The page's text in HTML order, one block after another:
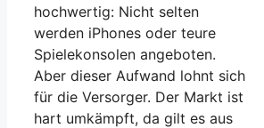
hochwertig: Nicht selten
werden iPhones oder teure
Spielekonsolen angeboten.
Aber dieser Aufwand lohnt sich
für die Versorger. Der Markt ist
hart umkämpft, da gilt es aus